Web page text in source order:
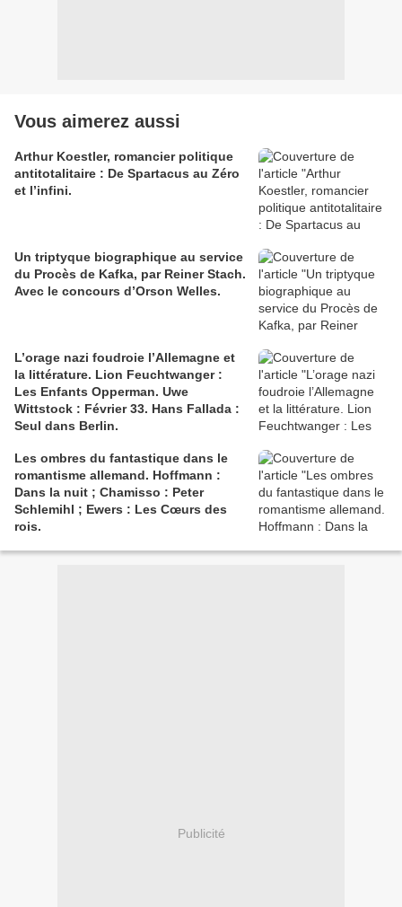
Vous aimerez aussi
Arthur Koestler, romancier politique
antitotalitaire : De Spartacus au Zéro
et l’infini.
Un triptyque biographique au service
du Procès de Kafka, par Reiner Stach.
Avec le concours d’Orson Welles.
L’orage nazi foudroie l’Allemagne et
la littérature. Lion Feuchtwanger :
Les Enfants Opperman. Uwe
Wittstock : Février 33. Hans Fallada :
Seul dans Berlin.
Les ombres du fantastique dans le
romantisme allemand. Hoffmann :
Dans la nuit ; Chamisso : Peter
Schlemihl ; Ewers : Les Cœurs des
rois.
Publicité